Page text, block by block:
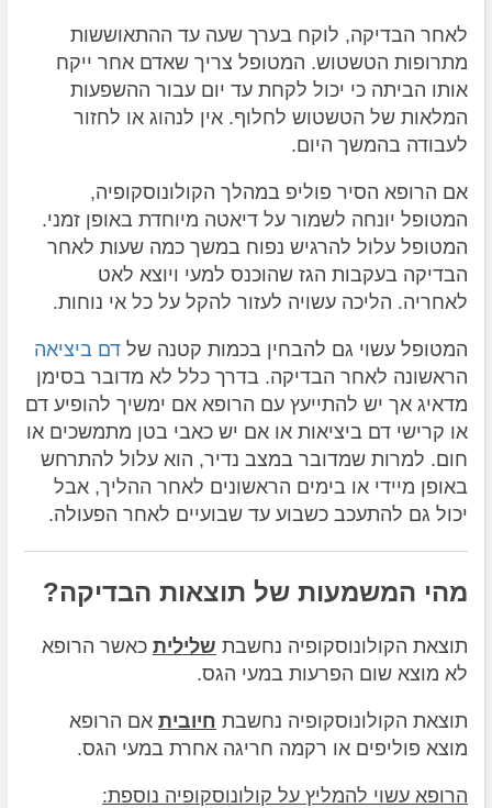
לאחר הבדיקה, לוקח בערך שעה עד ההתאוששות
מתרופות הטשטוש. המטופל צריך שאדם אחר ייקח
אותו הביתה כי יכול לקחת עד יום עבור ההשפעות
המלאות של הטשטוש לחלוף. אין לנהוג או לחזור
לעבודה בהמשך היום.
אם הרופא הסיר פוליפ במהלך הקולונוסקופיה,
המטופל יונחה לשמור על דיאטה מיוחדת באופן זמני.
המטופל עלול להרגיש נפוח במשך כמה שעות לאחר
הבדיקה בעקבות הגז שהוכנס למעי ויוצא לאט
לאחריה. הליכה עשויה לעזור להקל על כל אי נוחות.
המטופל עשוי גם להבחין בכמות קטנה של דם ביציאה
הראשונה לאחר הבדיקה. בדרך כלל לא מדובר בסימן
מדאיג אך יש להתייעץ עם הרופא אם ימשיך להופיע דם
או קרישי דם ביציאות או אם יש כאבי בטן מתמשכים או
חום. למרות שמדובר במצב נדיר, הוא עלול להתרחש
באופן מיידי או בימים הראשונים לאחר ההליך, אבל
יכול גם להתעכב כשבוע עד שבועיים לאחר הפעולה.
מהי המשמעות של תוצאות הבדיקה?
תוצאת הקולונוסקופיה נחשבת שלילית כאשר הרופא
לא מוצא שום הפרעות במעי הגס.
תוצאת הקולונוסקופיה נחשבת חיובית אם הרופא
מוצא פוליפים או רקמה חריגה אחרת במעי הגס.
הרופא עשוי להמליץ ​​על קולונוסקופיה נוספת: